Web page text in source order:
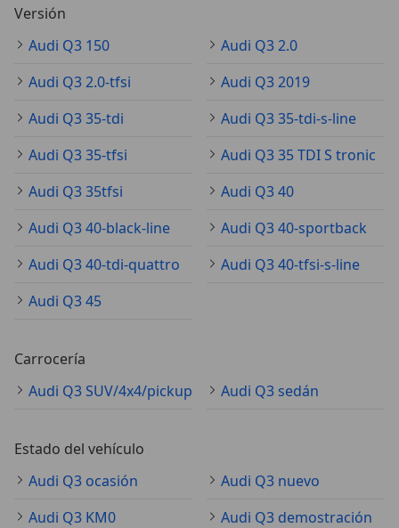
Versión
Audi Q3 150
Audi Q3 2.0
Audi Q3 2.0-tfsi
Audi Q3 2019
Audi Q3 35-tdi
Audi Q3 35-tdi-s-line
Audi Q3 35-tfsi
Audi Q3 35 TDI S tronic
Audi Q3 35tfsi
Audi Q3 40
Audi Q3 40-black-line
Audi Q3 40-sportback
Audi Q3 40-tdi-quattro
Audi Q3 40-tfsi-s-line
Audi Q3 45
Carrocería
Audi Q3 SUV/4x4/pickup
Audi Q3 sedán
Estado del vehículo
Audi Q3 ocasión
Audi Q3 nuevo
Audi Q3 KM0
Audi Q3 demostración